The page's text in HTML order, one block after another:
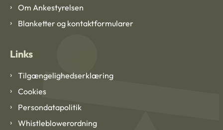
Om Ankestyrelsen
Blanketter og kontaktformularer
Links
Tilgængelighedserklæring
Cookies
Persondatapolitik
Whistleblowerordning